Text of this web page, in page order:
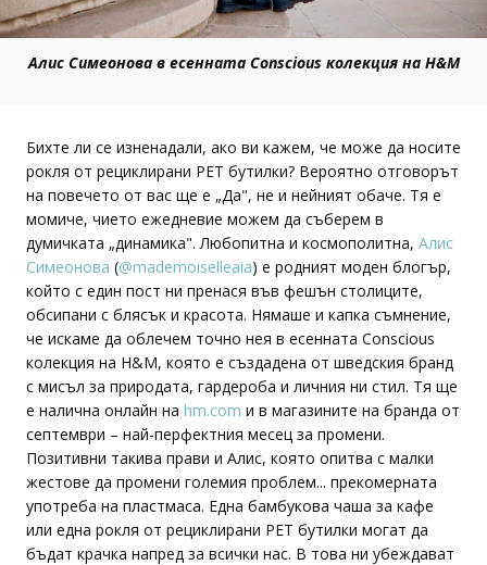
Алис Симеонова в есенната Conscious колекция на H&M
Бихте ли се изненадали, ако ви кажем, че може да носите
рокля от рециклирани PET бутилки? Вероятно отговорът
на повечето от вас ще е „Да", не и нейният обаче. Тя е
момиче, чието ежедневие можем да съберем в
думичката „динамика". Любопитна и космополитна, Алис
Симеонова (@mademoiselleaia) е родният моден блогър,
който с един пост ни пренася във фешън столиците,
обсипани с блясък и красота. Нямаше и капка съмнение,
че искаме да облечем точно нея в есенната Conscious
колекция на H&M, която е създадена от шведския бранд
с мисъл за природата, гардероба и личния ни стил. Тя ще
е налична онлайн на hm.com и в магазините на бранда от
септември – най-перфектния месец за промени.
Позитивни такива прави и Алис, която опитва с малки
жестове да промени големия проблем... прекомерната
употреба на пластмаса. Една бамбукова чаша за кафе
или една рокля от рециклирани PET бутилки могат да
бъдат крачка напред за всички нас. В това ни убеждават